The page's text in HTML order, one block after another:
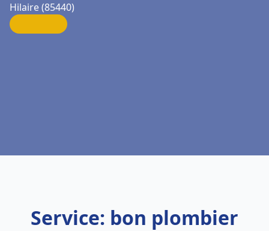
Hilaire (85440)
Service: bon plombier